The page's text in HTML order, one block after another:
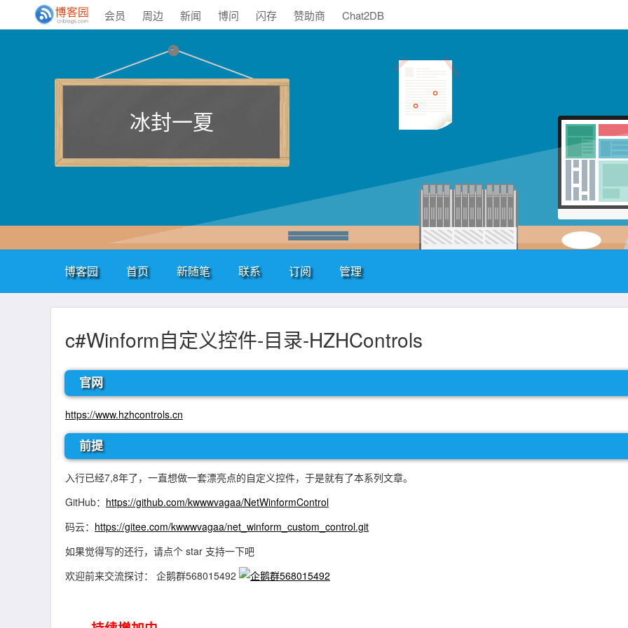
会员 周边 新闻 博问 闪存 赞助商 Chat2DB
冰封一夏
博客园 首页 新随笔 联系 订阅 管理
c#Winform自定义控件-目录-HZHControls
官网
https://www.hzhcontrols.cn
前提
入行已经7,8年了，一直想做一套漂亮点的自定义控件，于是就有了本系列文章。
GitHub： https://github.com/kwwwvagaa/NetWinformControl
码云： https://gitee.com/kwwwvagaa/net_winform_custom_control.git
如果觉得写的还行，请点个 star 支持一下吧
欢迎前来交流探讨： 企鹅群568015492